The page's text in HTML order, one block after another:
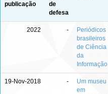
publicação
de
defesa
2022 -
Periódicos
brasileiros
de Ciência
da
Informação
19-Nov-2018 -
Um museu
em